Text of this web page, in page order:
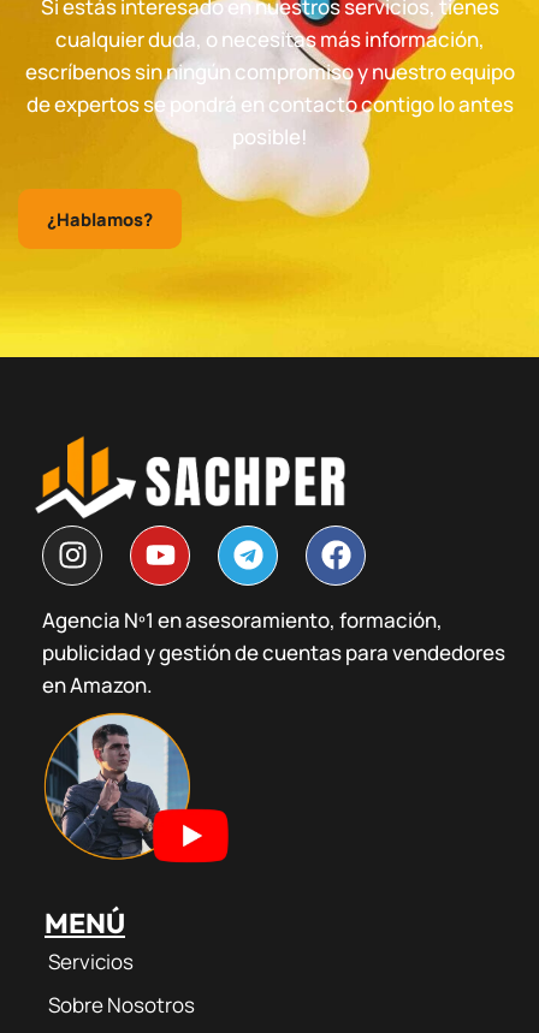
Si estás interesado en nuestros servicios, tienes
cualquier duda, o necesitas más información,
escríbenos sin ningún compromiso y nuestro equipo
de expertos se pondrá en contacto contigo lo antes
posible!
¿Hablamos?
I
n
s
t
a
g
r
a
m
Y
o
u
t
u
e
T
e
l
e
g
F
a
c
e
b
Agencia Nº1 en asesoramiento, formación,
publicidad y gestión de cuentas para vendedores
en Amazon.
MENÚ
Servicios
Sobre Nosotros